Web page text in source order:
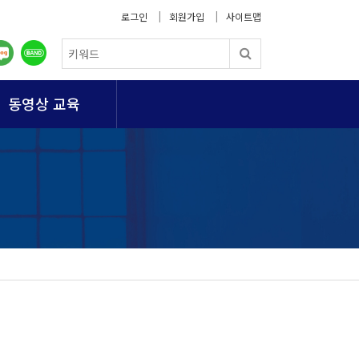
로그인 회원가입 사이트맵
동영상 교육